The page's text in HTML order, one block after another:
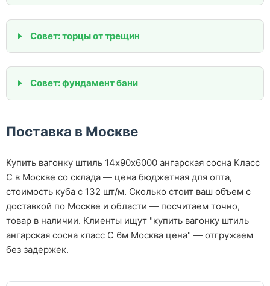
Совет: торцы от трещин
Совет: фундамент бани
Поставка в Москве
Купить вагонку штиль 14х90х6000 ангарская сосна Класс
С в Москве со склада — цена бюджетная для опта,
стоимость куба с 132 шт/м. Сколько стоит ваш объем с
доставкой по Москве и области — посчитаем точно,
товар в наличии. Клиенты ищут "купить вагонку штиль
ангарская сосна класс С 6м Москва цена" — отгружаем
без задержек.